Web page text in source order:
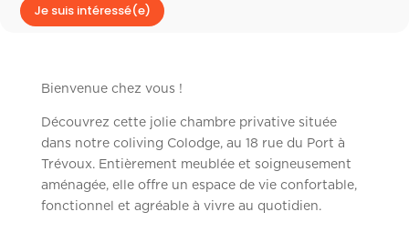
Je suis intéressé(e)
Bienvenue chez vous !
Découvrez cette jolie chambre privative située
dans notre coliving Colodge, au 18 rue du Port à
Trévoux. Entièrement meublée et soigneusement
aménagée, elle offre un espace de vie confortable,
fonctionnel et agréable à vivre au quotidien.